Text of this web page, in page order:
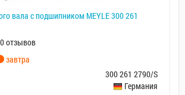
вала с подшипником MEYLE 300 261
0 отзывов
завтра
300 261 2790/S
Германия